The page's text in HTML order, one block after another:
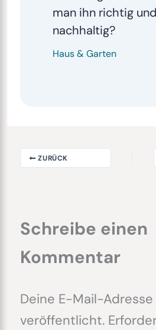
man ihn richtig und
nachhaltig?
Haus & Garten
ZURÜCK
Schreibe einen
Kommentar
Deine E-Mail-
veröffentlicht.